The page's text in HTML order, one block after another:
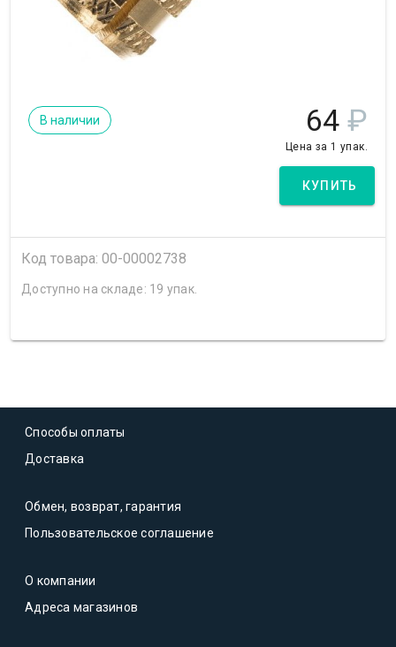
В наличии 64 ₽
Цена за 1 упак.
КУПИТЬ
Код товара: 00-00002738
Доступно на складе: 19 упак.
Способы оплаты
Доставка
Обмен, возврат, гарантия
Пользовательское соглашение
О компании
Адреса магазинов